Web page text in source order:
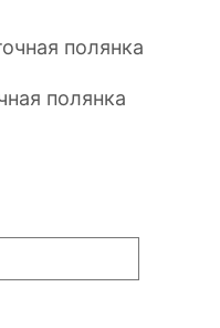
полянка